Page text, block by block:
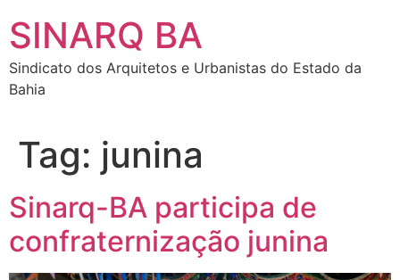
SINARQ BA
Sindicato dos Arquitetos e Urbanistas do Estado da
Bahia
Tag: junina
Sinarq-BA participa de
confraternização junina